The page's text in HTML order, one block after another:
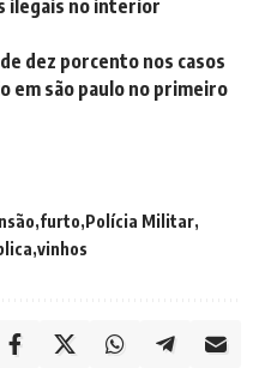
ilegais no interior
dez porcento nos casos
em são paulo no primeiro
furto Polícia Militar
vinhos